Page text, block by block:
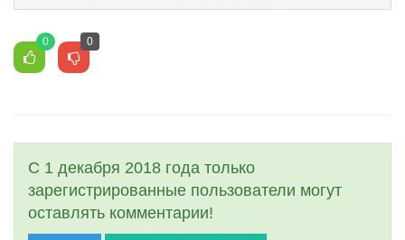
0 0
С 1 декабря 2018 года только
зарегистрированные пользователи могут
оставлять комментарии!